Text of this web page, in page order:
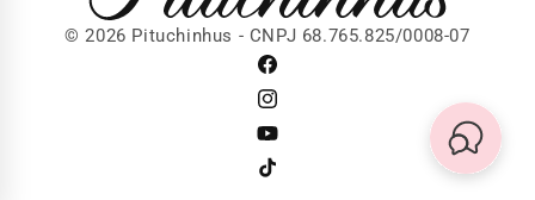
© 2026 Pituchinhus - CNPJ 68.765.825/0008-07